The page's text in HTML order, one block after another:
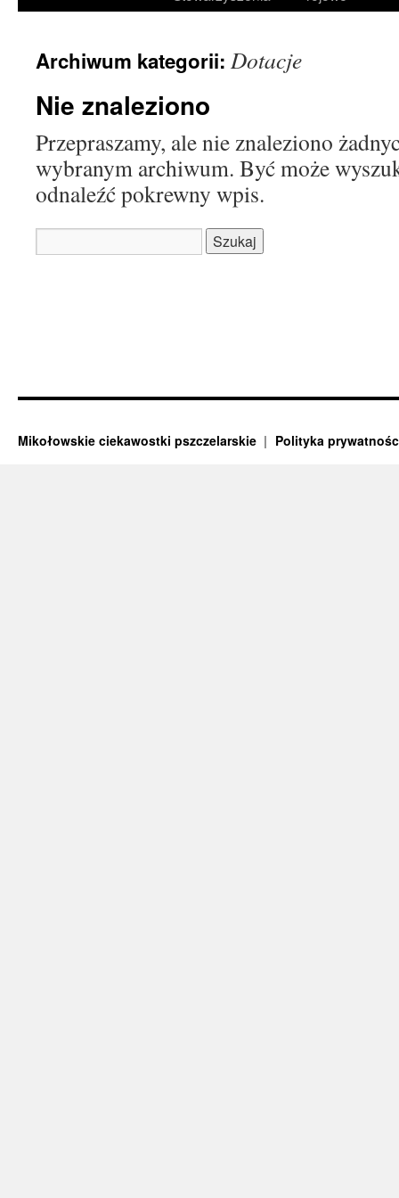
Archiwum kategorii: Dotacje
Nie znaleziono
Przepraszamy, ale nie znaleziono
wybranym archiwum. Być może
odnaleźć pokrewny wpis.
Mikołowskie ciekawostki pszczelarskie Polityka